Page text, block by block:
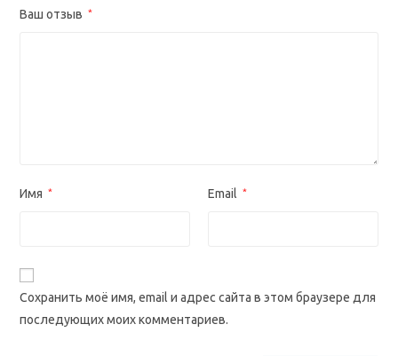
Ваш отзыв *
Имя * Email *
Сохранить моё имя, email и адрес сайта в этом браузере для
последующих моих комментариев.